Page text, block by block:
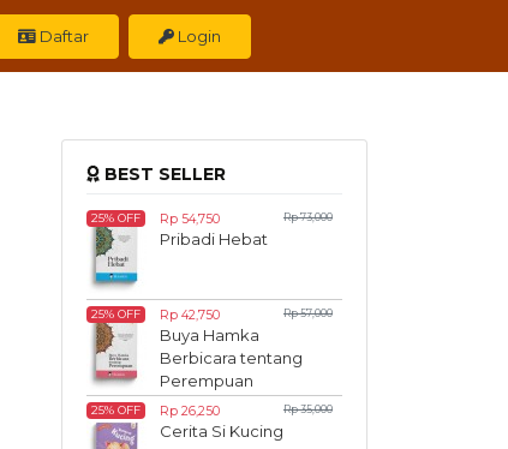
Daftar Login
BEST SELLER
25% OFF Rp 54,750 Rp 73,000
Pribadi Hebat
25% OFF Rp 42,750 Rp 57,000
Buya Hamka
Berbicara tentang
Perempuan
25% OFF Rp 26,250 Rp 35,000
Cerita Si Kucing